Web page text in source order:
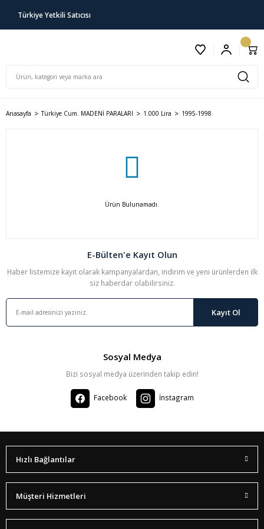
Türkiye Yetkili Satıcısı
Anasayfa Türkiye Cum. MADENİ PARALARI 1.000 Lira 1995-1998
Ürün Bulunamadı.
E-Bülten'e Kayıt Olun
Haber listemize kayıt olarak kampanyalardan, indirim ve yeni ürünlerden ilk
siz haberdar olabilirsiniz.
Kayıt Ol
Sosyal Medya
Bizi sosyal medya üzerinden takip edin!
Facebook İnstagram
Hızlı Bağlantılar
Müşteri Hizmetleri